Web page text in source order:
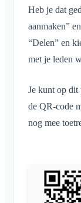
Heb je dat
aanmaken”
“Delen” en
met je leden
Je kunt op
de QR-code
nog mee